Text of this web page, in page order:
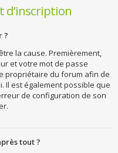
d’inscription
?
la cause. Premièrement,
et votre mot de passe
propriétaire du forum afin de
Il est également possible que
de configuration de son
tout ?